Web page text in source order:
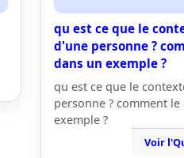
qu est ce que le
d'une personne ?
dans un exemple ?
qu est ce que le
personne ? comment
exemple ?
Voir